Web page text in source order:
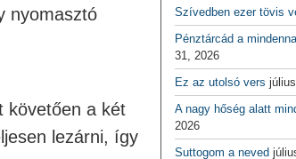
nyomasztó
követően a két
lezárni, így
Szívedben ezer tövis
Pénztárcád a
31, 2026
Ez az utolsó vers
A nagy hőség alatt
2026
Suttogom a neved